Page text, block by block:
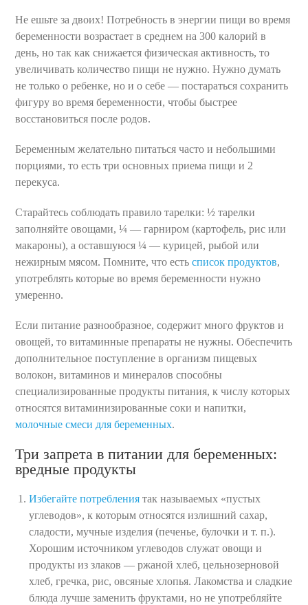
Не ешьте за двоих! Потребность в энергии пищи во время
беременности возрастает в среднем на 300 калорий в
день, но так как снижается физическая активность, то
увеличивать количество пищи не нужно. Нужно думать
не только о ребенке, но и о себе — постараться сохранить
фигуру во время беременности, чтобы быстрее
восстановиться после родов.
Беременным желательно питаться часто и небольшими
порциями, то есть три основных приема пищи и 2
перекуса.
Старайтесь соблюдать правило тарелки: ½ тарелки
заполняйте овощами, ¼ — гарниром (картофель, рис или
макароны), а оставшуюся ¼ — курицей, рыбой или
нежирным мясом. Помните, что естьсписок продуктов,
употреблять которые во время беременности нужно
умеренно.
Если питание разнообразное, содержит много фруктов и
овощей, то витаминные препараты не нужны. Обеспечить
дополнительное поступление в организм пищевых
волокон, витаминов и минералов способны
специализированные продукты питания, к числу которых
относятся витаминизированные соки и напитки,
молочные смеси для беременных.
Три запрета в питании для беременных:
вредные продукты
Избегайте потребления так называемых «пустых
углеводов», к которым относятся излишний сахар,
сладости, мучные изделия (печенье, булочки и т. п.).
Хорошим источником углеводов служат овощи и
продукты из злаков — ржаной хлеб, цельнозерновой
хлеб, гречка, рис, овсяные хлопья. Лакомства и сладкие
блюда лучше заменить фруктами, но не употребляйте